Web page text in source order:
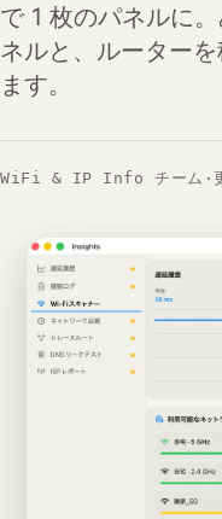
で 1 枚のパネルに
ネルと、ルーター
ます。
WiFi & IP Info チーム ·